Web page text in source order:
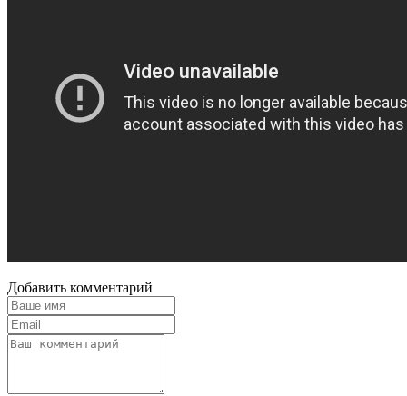
Добавить комментарий